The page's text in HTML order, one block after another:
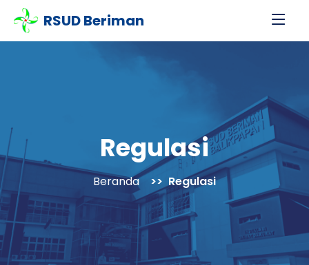
RSUD Beriman
Regulasi
Beranda Regulasi